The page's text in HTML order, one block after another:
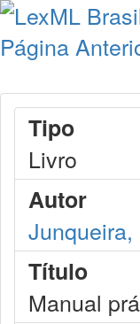
Página
Tipo
Livro
Autor
Título
Manual